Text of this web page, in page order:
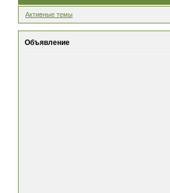
Активные темы
Объявление